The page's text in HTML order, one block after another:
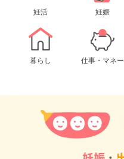
妊活 妊娠
暮らし 仕事・マネー